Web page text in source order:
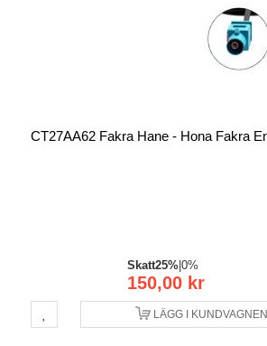
150,00 kr
Skatt25%| 0%
LÄGG I KUNDVAGNEN